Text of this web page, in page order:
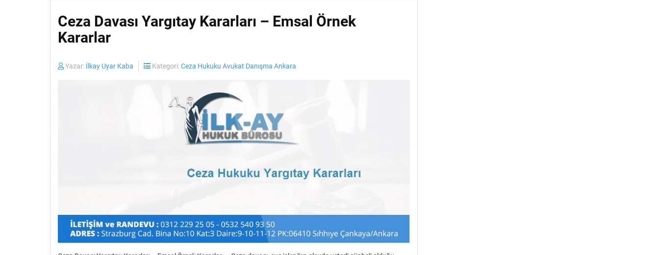
Ceza Davası Yargıtay Kararları – Emsal Örnek
Kararlar
Yazar: İlkay Uyar Kaba Kategori:Ceza Hukuku Avukat Danışma Ankara